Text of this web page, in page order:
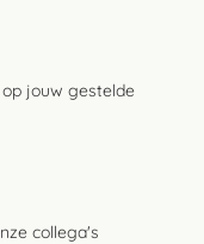
jouw gestelde
collega's